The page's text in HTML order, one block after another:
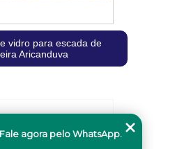
vidro para escada de
Aricanduva
agora pelo WhatsApp.